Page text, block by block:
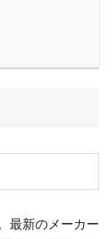
最新のメーカー